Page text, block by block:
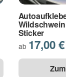
Sticker
ab 17,00